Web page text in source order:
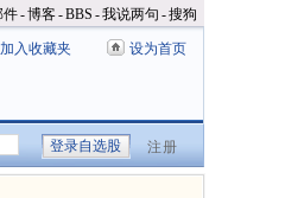
件-博客-BBS -我说两句 -搜狗
加入收藏夹 设为首页
注册